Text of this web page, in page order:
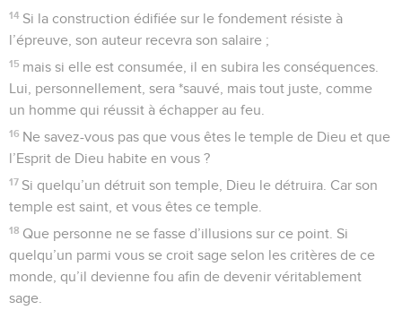
14 Si la construction édifiée sur le fondement résiste à
l’épreuve, son auteur recevra son salaire ;
15 mais si elle est consumée, il en subira les conséquences.
Lui, personnellement, sera *sauvé, mais tout juste, comme
un homme qui réussit à échapper au feu.
16 Ne savez-vous pas que vous êtes le temple de Dieu et que
l’Esprit de Dieu habite en vous ?
17 Si quelqu’un détruit son temple, Dieu le détruira. Car son
temple est saint, et vous êtes ce temple.
18 Que personne ne se fasse d’illusions sur ce point. Si
quelqu’un parmi vous se croit sage selon les critères de ce
monde, qu’il devienne fou afin de devenir véritablement
sage.